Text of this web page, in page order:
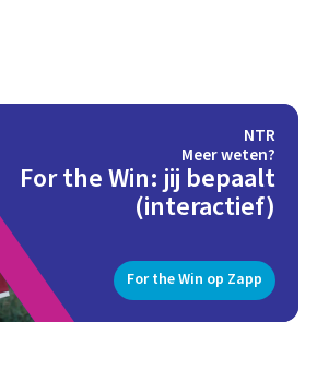
NTR
Meer weten?
For the Win: jij bepaalt
(interactief)
For the Win op Zapp